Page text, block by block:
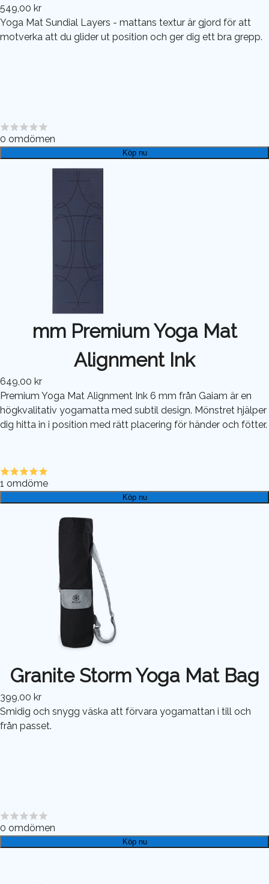
549,00 kr
Yoga Mat Sundial Layers - mattans textur är gjord för att
motverka att du glider ut position och ger dig ett bra grepp.
0 omdömen
Köp nu
mm Premium Yoga Mat
Alignment Ink
649,00 kr
Premium Yoga Mat Alignment Ink 6 mm från Gaiam är en
högkvalitativ yogamatta med subtil design. Mönstret hjälper
dig hitta in i position med rätt placering för händer och fötter.
1 omdöme
Köp nu
Granite Storm Yoga Mat Bag
399,00 kr
Smidig och snygg väska att förvara yogamattan i till och
från passet.
0 omdömen
Köp nu